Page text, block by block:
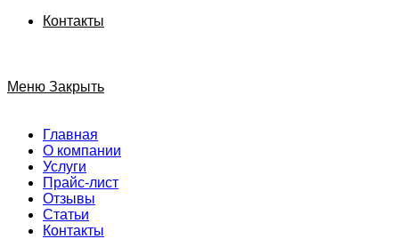
Контакты
Меню Закрыть
Главная
О компании
Услуги
Прайс-лист
Отзывы
Статьи
Контакты